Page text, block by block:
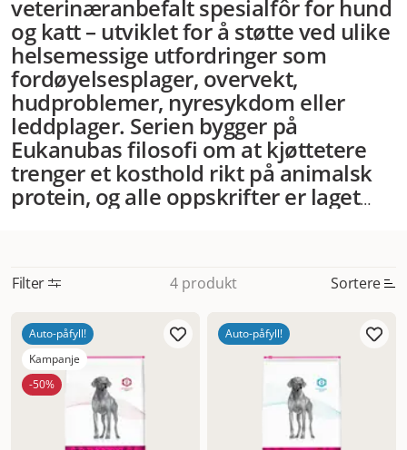
veterinæranbefalt spesialfôr for hund
og katt – utviklet for å støtte ved ulike
helsemessige utfordringer som
fordøyelsesplager, overvekt,
hudproblemer, nyresykdom eller
leddplager. Serien bygger på
Eukanubas filosofi om at kjøttetere
trenger et kosthold rikt på animalsk
protein, og alle oppskrifter er laget
formulert i samarbeid med
Tørrfôret er næringstett og støtter
god munnhygiene, mens våtfôret ofte
er lettere å få i seg for dyr med
nedsatt appetitt. Noen varianter
finnes i begge fôrformer – spør alltid
Filter 4 produkt Sortere
Mest relevant
Nytt
Høyest pris
Lavest pris
Auto-påfyll!
Kampanje
-50%
Auto-påfyll!